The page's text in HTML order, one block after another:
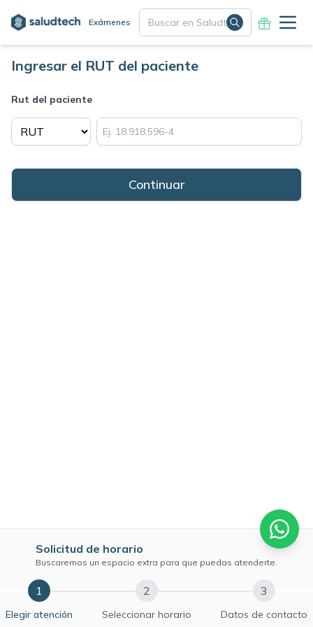
Exámenes
Ingresar el RUT del paciente
Rut del paciente
Solicitud de horario
Buscaremos un espacio extra para que puedas atenderte.
1
Elegir atención
2
Seleccionar horario
3
Datos de contacto